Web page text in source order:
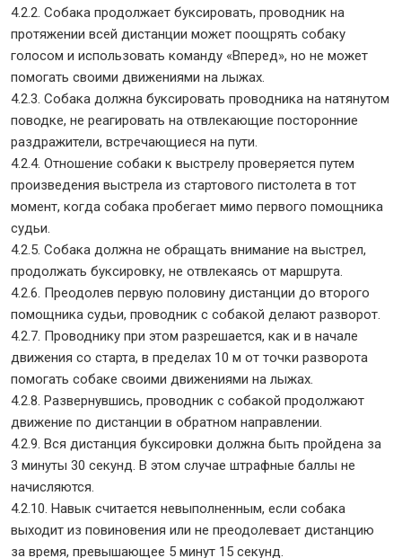
4.2.2. Собака продолжает буксировать, проводник на
протяжении всей дистанции может поощрять собаку
голосом и использовать команду «Вперед», но не может
помогать своими движениями на лыжах.
4.2.3. Собака должна буксировать проводника на натянутом
поводке, не реагировать на отвлекающие посторонние
раздражители, встречающиеся на пути.
4.2.4. Отношение собаки к выстрелу проверяется путем
произведения выстрела из стартового пистолета в тот
момент, когда собака пробегает мимо первого помощника
судьи.
4.2.5. Собака должна не обращать внимание на выстрел,
продолжать буксировку, не отвлекаясь от маршрута.
4.2.6. Преодолев первую половину дистанции до второго
помощника судьи, проводник с собакой делают разворот.
4.2.7. Проводнику при этом разрешается, как и в начале
движения со старта, в пределах 10 м от точки разворота
помогать собаке своими движениями на лыжах.
4.2.8. Развернувшись, проводник с собакой продолжают
движение по дистанции в обратном направлении.
4.2.9. Вся дистанция буксировки должна быть пройдена за
3 минуты 30 секунд. В этом случае штрафные баллы не
начисляются.
4.2.10. Навык считается невыполненным, если собака
выходит из повиновения или не преодолевает дистанцию
за время, превышающее 5 минут 15 секунд.